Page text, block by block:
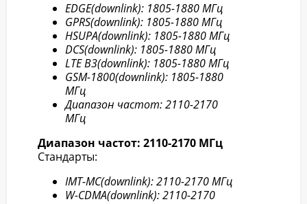
EDGE(downlink): 1805-1880 МГц
GPRS(downlink): 1805-1880 МГц
HSUPA(downlink): 1805-1880 МГц
DCS(downlink): 1805-1880 МГц
LTE B3(downlink): 1805-1880 МГц
GSM-1800(downlink): 1805-1880
МГц
Диапазон частот: 2110-2170
МГц
Диапазон частот: 2110-2170 МГц
Стандарты:
IMT-MC(downlink): 2110-2170 МГц
W-CDMA(downlink): 2110-2170